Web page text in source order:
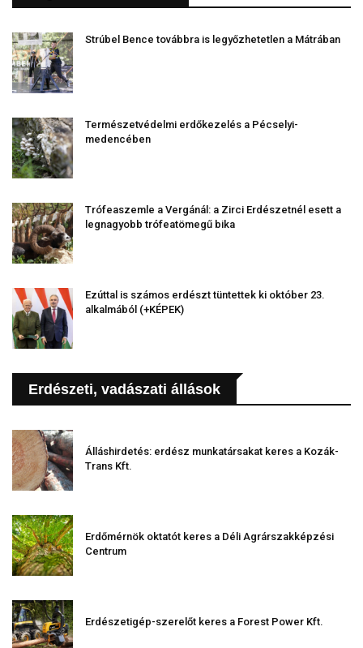
Strúbel Bence továbbra is legyőzhetetlen a Mátrában
Természetvédelmi erdőkezelés a Pécselyi-
medencében
Trófeaszemle a Vergánál: a Zirci Erdészetnél esett a
legnagyobb trófeatömegű bika
Ezúttal is számos erdészt tüntettek ki október 23.
alkalmából (+KÉPEK)
Erdészeti, vadászati állások
Álláshirdetés: erdész munkatársakat keres a Kozák-
Trans Kft.
Erdőmérnök oktatót keres a Déli Agrárszakképzési
Centrum
Erdészetigép-szerelőt keres a Forest Power Kft.